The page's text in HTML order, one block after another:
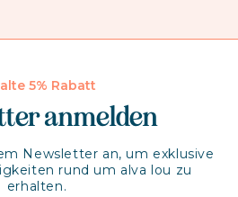
5% Rabatt
anmelden
Newsletter an, um exklusive
rund um alva lou zu
erhalten.